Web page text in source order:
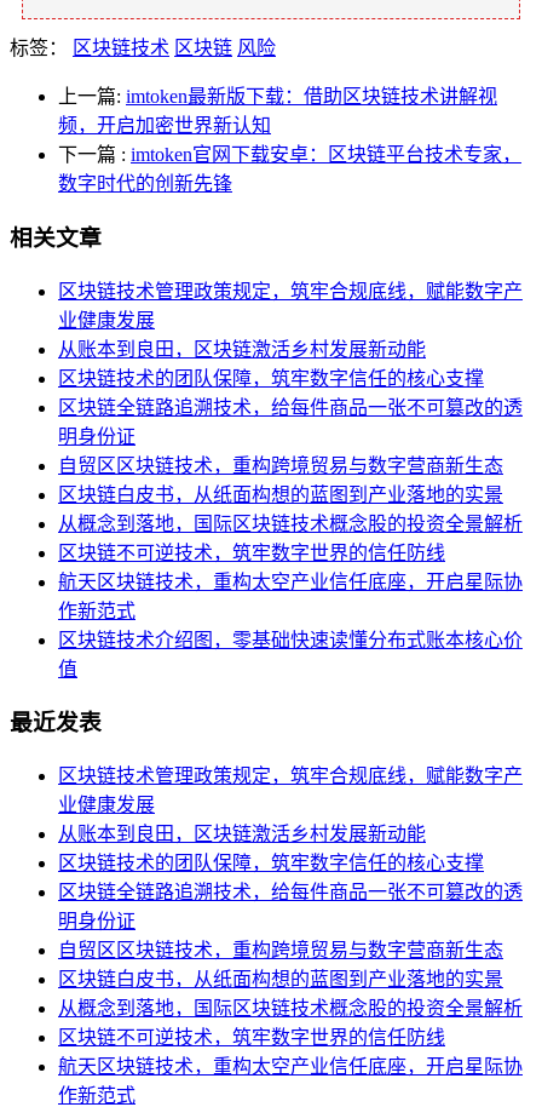
标签： 区块链技术 区块链 风险
上一篇: imtoken最新版下载：借助区块链技术讲解视
频，开启加密世界新认知
下一篇 : imtoken官网下载安卓：区块链平台技术专家，
数字时代的创新先锋
相关文章
区块链技术管理政策规定，筑牢合规底线，赋能数字产
业健康发展
从账本到良田，区块链激活乡村发展新动能
区块链技术的团队保障，筑牢数字信任的核心支撑
区块链全链路追溯技术，给每件商品一张不可篡改的透
明身份证
自贸区区块链技术，重构跨境贸易与数字营商新生态
区块链白皮书，从纸面构想的蓝图到产业落地的实景
从概念到落地，国际区块链技术概念股的投资全景解析
区块链不可逆技术，筑牢数字世界的信任防线
航天区块链技术，重构太空产业信任底座，开启星际协
作新范式
区块链技术介绍图，零基础快速读懂分布式账本核心价
值
最近发表
区块链技术管理政策规定，筑牢合规底线，赋能数字产
业健康发展
从账本到良田，区块链激活乡村发展新动能
区块链技术的团队保障，筑牢数字信任的核心支撑
区块链全链路追溯技术，给每件商品一张不可篡改的透
明身份证
自贸区区块链技术，重构跨境贸易与数字营商新生态
区块链白皮书，从纸面构想的蓝图到产业落地的实景
从概念到落地，国际区块链技术概念股的投资全景解析
区块链不可逆技术，筑牢数字世界的信任防线
航天区块链技术，重构太空产业信任底座，开启星际协
作新范式